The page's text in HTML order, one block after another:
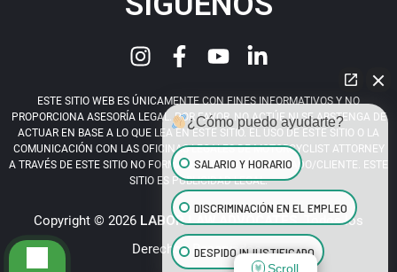
ESTE SITIO WEB ES ÚNICAMENTE CON FINES INFORMATIVOS Y NO
PROPORCIONA ASESORÍA LEGAL. POR FAVOR, NO ACTÚE NI SE ABSTENGA DE
ACTUAR EN BASE A LO QUE LEA EN ESTE SITIO. EL USO DE ESTE SITIO O LA
COMUNICACIÓN CON LAS OFICINAS LEGALES DE MOTORCYCLIST ATTORNEY
A TRAVÉS DE ESTE SITIO NO FORMA UNA RELACIÓN ABOGADO/CLIENTE. ESTE
SITIO ES PUBLICIDAD LEGAL.
Copyright © 2026 LABOR LAW ADVOCATES. Todos los
Derechos Reservados.
¿Cómo puedo ayudarte?
SALARIO Y HORARIO
DISCRIMINACIÓN EN EL EMPLEO
DESPIDO INJUSTIFICADO
Scroll